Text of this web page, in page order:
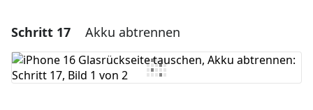
Einen Kommentar hinzufügen
Kommentar hinzufügen
Schritt 17 Akku abtrennen